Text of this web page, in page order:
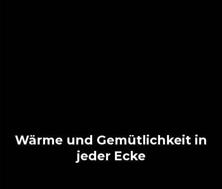
Wärme und Gemütlichkeit in
jeder Ecke